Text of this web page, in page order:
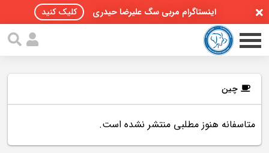
اینستاگرام مربی سگ علیرضا حیدری کلیک کنید
صفحه اصلی
چین
متاسفانه هنوز مطلبی منتشر نشده است.